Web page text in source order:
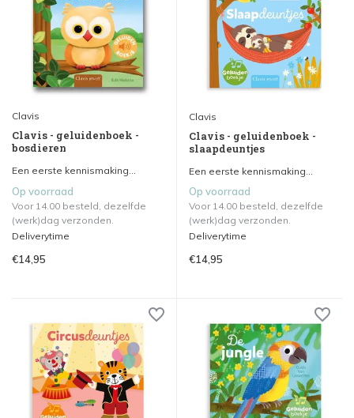
Clavis
Clavis - geluidenboek -
bosdieren
Een eerste kennismaking...
Op voorraad
Voor 14.00 besteld, dezelfde
(werk)dag verzonden.
Deliverytime
€14,95
Clavis
Clavis - geluidenboek -
slaapdeuntjes
Een eerste kennismaking...
Op voorraad
Voor 14.00 besteld, dezelfde
(werk)dag verzonden.
Deliverytime
€14,95